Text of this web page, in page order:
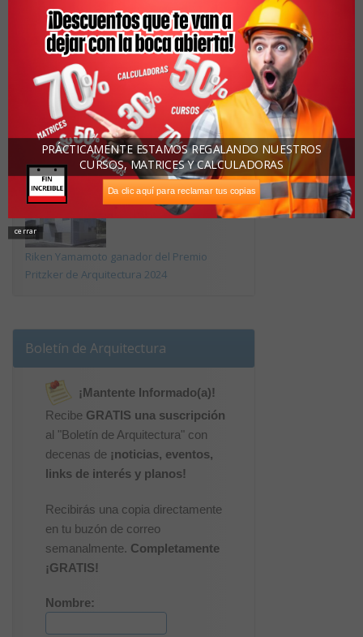
Colombia exporta casas de plástico
reciclado listas en cinco días
La casa sorpresa que se hizo viral
Riken Yamamoto ganador del Premio
Pritzker de Arquitectura 2024
Boletín de Arquitectura
¡Mantente Informado(a)!
Recibe GRATIS una suscripción
al "Boletín de Arquitectura" con
decenas de ¡noticias, eventos,
links de interés y planos!
Recibirás una copia directamente
en tu buzón de correo
semanalmente. Completamente
¡GRATIS!
Nombre:
cerrar
Da clic aquí para reclamar tus copias
PRÁCTICAMENTE ESTAMOS REGALANDO NUESTROS
CURSOS, MATRICES Y CALCULADORAS